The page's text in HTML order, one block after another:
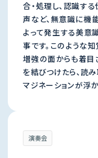
合・処理し、認識す
声など、無意識に機
よって発生する美意
事です。このような
増強の面からも着目
を結びつけたら、読
マジネーションが浮
演奏会